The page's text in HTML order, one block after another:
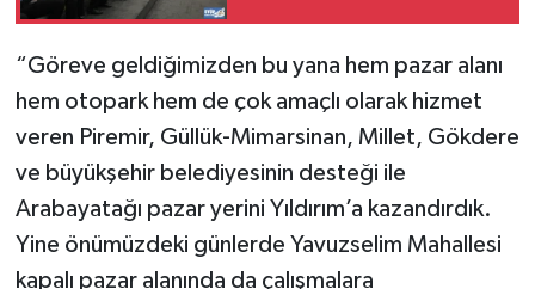
“Göreve geldiğimizden bu yana hem pazar alanı
hem otopark hem de çok amaçlı olarak hizmet
veren Piremir, Güllük-Mimarsinan, Millet, Gökdere
ve büyükşehir belediyesinin desteği ile
Arabayatağı pazar yerini Yıldırım’a kazandırdık.
Yine önümüzdeki günlerde Yavuzselim Mahallesi
kapalı pazar alanında da çalışmalara